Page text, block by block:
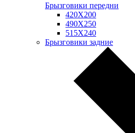
Брызговики передни
420Х200
490Х250
515Х240
Брызговики задние